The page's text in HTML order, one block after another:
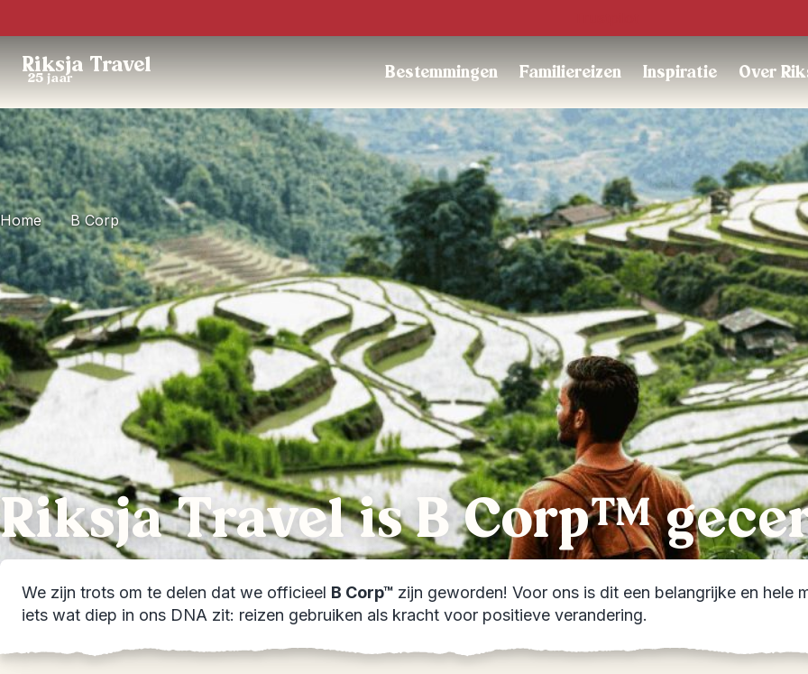
Riksja Travel
25 jaar Bestemmingen Familiereizen Inspiratie Over
Home B Corp
Riksja Travel is B Corp™
We zijn trots om te delen dat we officieel B Corp™ zijn geworden! Voor ons is dit een belangrijke en hele
iets wat diep in ons DNA zit: reizen gebruiken als kracht voor positieve verandering.